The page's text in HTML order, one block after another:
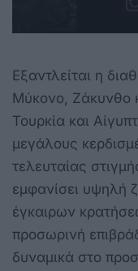
Εξαντλείται η
Μύκονο, Ζάκυνθο
Τουρκία και
μεγάλους
τελευταίας
εμφανίσει υψηλή
έγκαιρων
προσωρινή
δυναμικά στο